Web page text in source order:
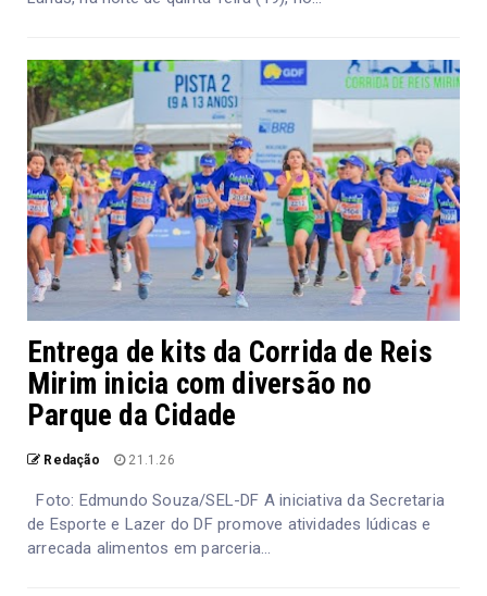
Entrega de kits da Corrida de Reis
Mirim inicia com diversão no
Parque da Cidade
Redação 21.1.26
Foto: Edmundo Souza/SEL-DF A iniciativa da Secretaria
de Esporte e Lazer do DF promove atividades lúdicas e
arrecada alimentos em parceria...